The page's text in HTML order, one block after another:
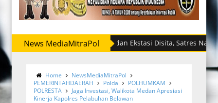
News MediaMitraPolSabu dan Ekstasi Disita, Satres Narkoba
Home
NewsMediaMitraPol
PEMERINTAHDAERAH
Polda
POLHUMKAM
POLRESTA
Jaga Investasi, Walikota Medan Apresiasi
Kinerja Kapolres Pelabuhan Belawan